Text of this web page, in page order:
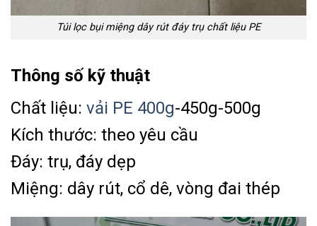
Túi lọc bụi miệng dây rút đáy trụ chất liệu PE
Thông số kỹ thuật
Chất liệu: vải PE 400g-450g-500g
Kích thước: theo yêu cầu
Đáy: trụ, đáy dẹp
Miệng: dây rút, cổ dê, vòng đai thép